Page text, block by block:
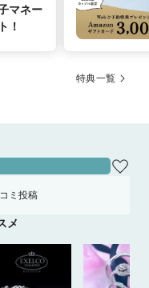
マネー
！
特典一覧
ミ投稿
メ